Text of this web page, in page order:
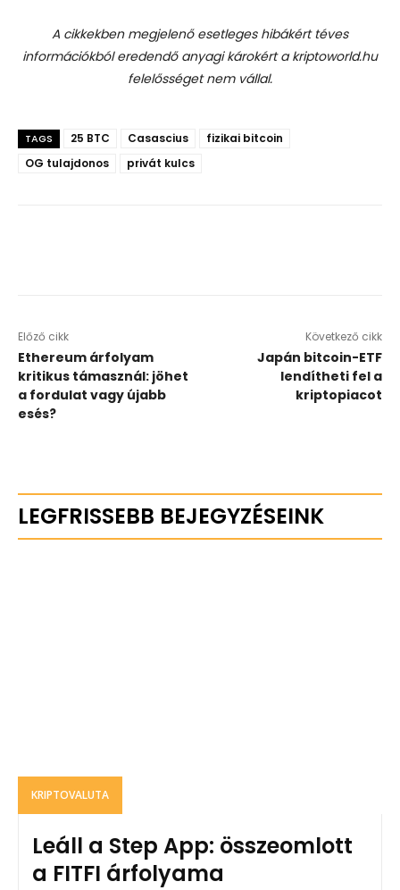
A cikkekben megjelenő esetleges hibákért téves
információkból eredendő anyagi károkért a kriptoworld.hu
felelősséget nem vállal.
TAGS 25 BTC Casascius
fizikai bitcoin
OG tulajdonos
privát kulcs
Előző cikk
Ethereum árfolyam
kritikus támasznál: jöhet
a fordulat vagy újabb
esés?
Következő cikk
Japán bitcoin-ETF
lendítheti fel a
kriptopiacot
LEGFRISSEBB BEJEGYZÉSEINK
KRIPTOVALUTA
Leáll a Step App: összeomlott
a FITFI árfolyama